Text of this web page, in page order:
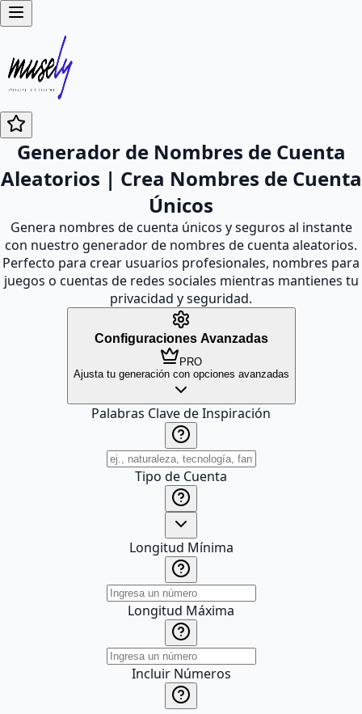
Generador de Nombres de Cuenta
Aleatorios | Crea Nombres de Cuenta
Únicos
Genera nombres de cuenta únicos y seguros al instante
con nuestro generador de nombres de cuenta aleatorios.
Perfecto para crear usuarios profesionales, nombres para
juegos o cuentas de redes sociales mientras mantienes tu
privacidad y seguridad.
Configuraciones Avanzadas
PRO
Ajusta tu generación con opciones avanzadas
Palabras Clave de Inspiración
Tipo de Cuenta
Longitud Mínima
Longitud Máxima
Incluir Números